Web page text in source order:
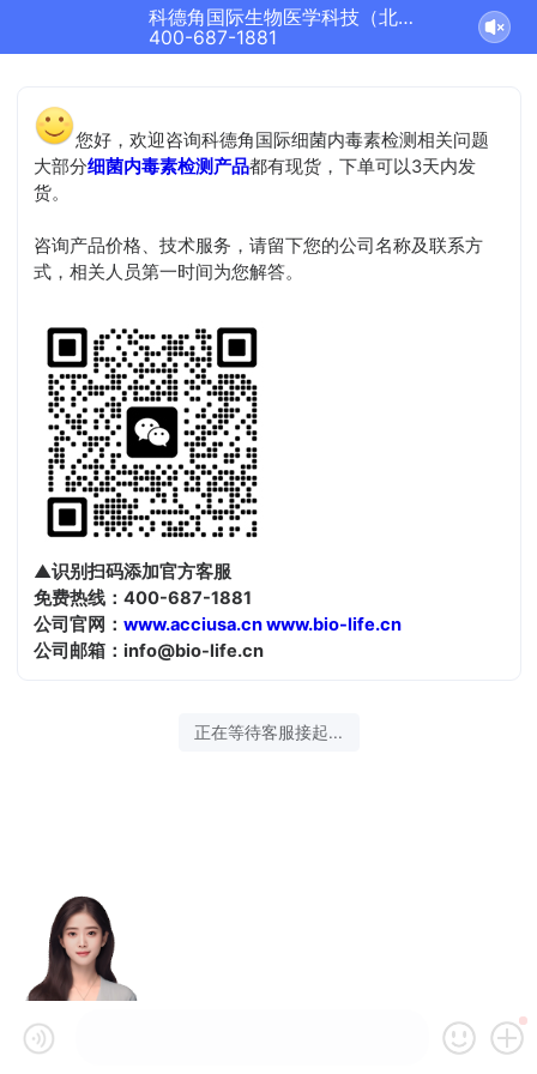
科德角国际生物医学科技（北京）有限公司正在为您服务
400-687-1881
您好，欢迎咨询科德角国际细菌内毒素检测相关问题
大部分细菌内毒素检测产品都有现货，下单可以3天内发
货。
咨询产品价格、技术服务，请留下您的公司名称及联系方
式，相关人员第一时间为您解答。
▲识别扫码添加官方客服
免费热线：400-687-1881
公司官网：www.acciusa.cnwww.bio-life.cn
公司邮箱：info@bio-life.cn
正在等待客服接起...